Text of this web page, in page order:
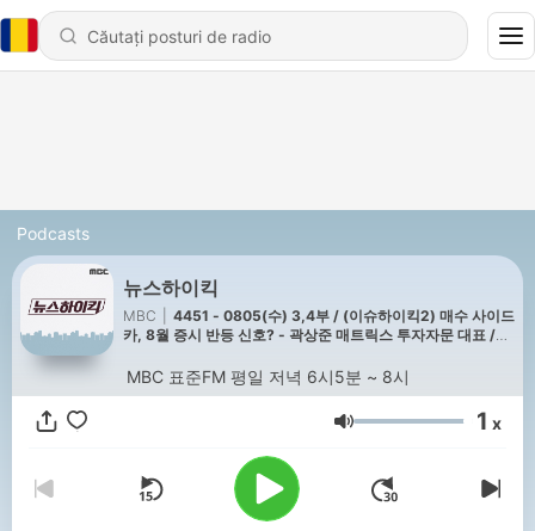
Podcasts
뉴스하이킥
MBC
4451 - 0805(수) 3,4부 / (이슈하이킥2) 매수 사이드
카, 8월 증시 반등 신호? - 곽상준 매트릭스 투자자문 대표 /
김용태 의원
MBC 표준FM 평일 저녁 6시5분 ~ 8시
Volum 1 x